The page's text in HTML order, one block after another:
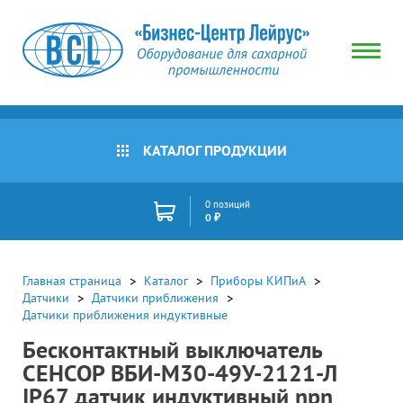
КАТАЛОГ ПРОДУКЦИИ
0 позиций
0 ₽
Главная страница Каталог
Приборы КИПиА
Датчики
Датчики приближения
Датчики приближения индуктивные
Бесконтактный выключатель
СЕНСОР ВБИ-М30-49У-2121-Л
IP67 датчик индуктивный npn